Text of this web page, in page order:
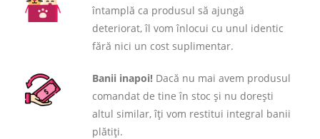
întamplă ca produsul să ajungă
deteriorat, îl vom înlocui cu unul identic
fără nici un cost suplimentar.
Banii inapoi! Dacă nu mai avem produsul
comandat de tine în stoc și nu dorești
altul similar, îți vom restitui integral banii
plătiți.